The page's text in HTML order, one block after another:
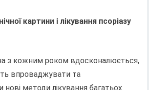
картини і лікування псоріазу
з кожним роком вдосконалюється,
впроваджувати та
методи лікування багатьох